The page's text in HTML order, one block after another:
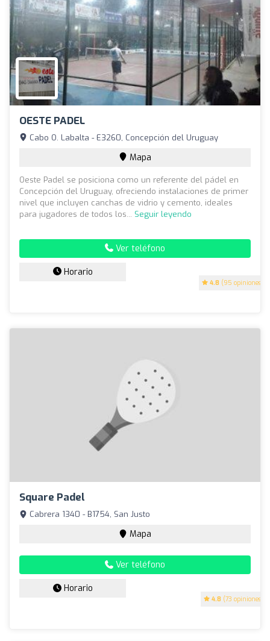
OESTE PADEL
4.8 (95 opiniones)
Cabo O. Labalta - E3260, Concepción del Uruguay
Mapa
Oeste Padel se posiciona como un referente del pádel en
Concepción del Uruguay, ofreciendo instalaciones de primer
nivel que incluyen canchas de vidrio y cemento, ideales
para jugadores de todos los... Seguir leyendo
Ver teléfono
Horario
Square Padel
4.8 (73 opiniones)
Cabrera 1340 - B1754, San Justo
Mapa
Ver teléfono
Horario